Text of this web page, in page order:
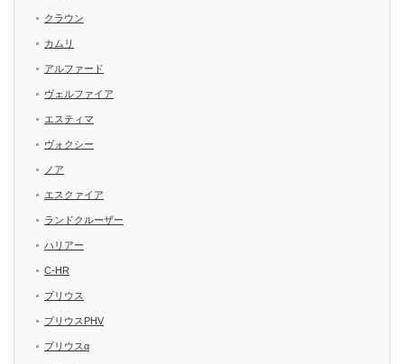
クラウン
カムリ
アルファード
ヴェルファイア
エスティマ
ヴォクシー
ノア
エスクァイア
ランドクルーザー
ハリアー
C-HR
プリウス
プリウスPHV
プリウスα